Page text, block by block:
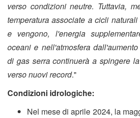
verso condizioni neutre. Tuttavia,
temperatura associate a cicli
e vengono, l'energia
oceani e nell'atmosfera
di gas serra continuerà a spingere
verso nuovi record."
Condizioni idrologiche:
Nel mese di aprile 2024, la